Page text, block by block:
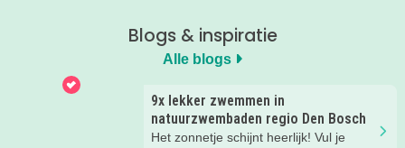
Blogs & inspiratie
Alle blogs
9x lekker zwemmen in
natuurzwembaden regio Den Bosch
Het zonnetje schijnt heerlijk! Vul je